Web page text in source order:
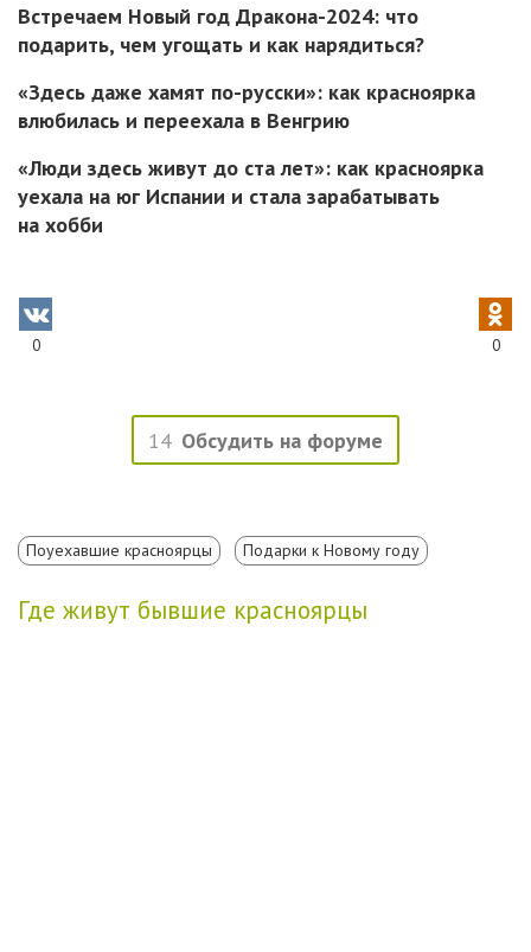
Встречаем Новый год Дракона-2024: что
подарить, чем угощать и как нарядиться?
«Здесь даже хамят по-русски»: как красноярка
влюбилась и переехала в Венгрию
«Люди здесь живут до ста лет»: как красноярка
уехала на юг Испании и стала зарабатывать
на хобби
0 0
14 Обсудить на форуме
Поуехавшие красноярцы Подарки к Новому году
Где живут бывшие красноярцы